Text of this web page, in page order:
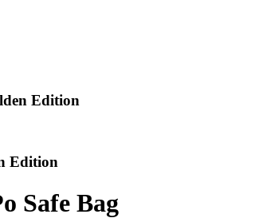
Edition
Edition
Safe Bag